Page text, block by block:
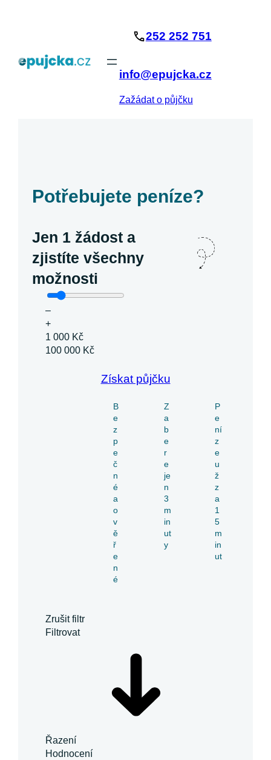
252 252 751
info@epujcka.cz
Zažádat o půjčku
Potřebujete peníze?
Jen 1 žádost a
zjistíte všechny
možnosti
–
+
1 000 Kč
100 000 Kč
Získat půjčku
B
e
z
p
e
č
n
é
a
o
v
ě
ř
e
n
é
Z
a
b
e
r
e
je
n
3
m
in
ut
y
P
e
ní
z
e
u
ž
z
a
1
5
m
in
ut
Zrušit filtr
Filtrovat
Řazení
Hodnocení